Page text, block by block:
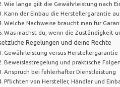
Wie lange gilt die Gewährleistung nach
Kann der Einbau die Herstellergarantie
Welche Nachweise braucht man für
Was machst du, wenn die Zuständigkeit
Regelungen und deine Rechte
Gewährleistung versus Herstellergarantie
Beweislastregelung und praktische Folgen
Anspruch bei fehlerhafter Dienstleistung
Pflichten von Hersteller, Händler und